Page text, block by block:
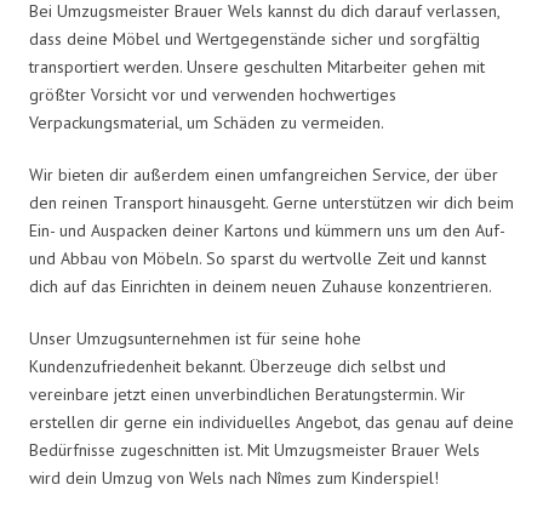
Bei Umzugsmeister Brauer Wels kannst du dich darauf verlassen,
dass deine Möbel und Wertgegenstände sicher und sorgfältig
transportiert werden. Unsere geschulten Mitarbeiter gehen mit
größter Vorsicht vor und verwenden hochwertiges
Verpackungsmaterial, um Schäden zu vermeiden.
Wir bieten dir außerdem einen umfangreichen Service, der über
den reinen Transport hinausgeht. Gerne unterstützen wir dich beim
Ein- und Auspacken deiner Kartons und kümmern uns um den Auf-
und Abbau von Möbeln. So sparst du wertvolle Zeit und kannst
dich auf das Einrichten in deinem neuen Zuhause konzentrieren.
Unser Umzugsunternehmen ist für seine hohe
Kundenzufriedenheit bekannt. Überzeuge dich selbst und
vereinbare jetzt einen unverbindlichen Beratungstermin. Wir
erstellen dir gerne ein individuelles Angebot, das genau auf deine
Bedürfnisse zugeschnitten ist. Mit Umzugsmeister Brauer Wels
wird dein Umzug von Wels nach Nîmes zum Kinderspiel!